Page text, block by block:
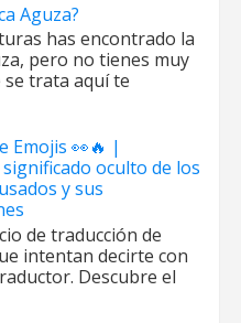
Aguza?
has encontrado la
pero no tienes muy
se trata aquí te
Emojis 👀🔥 |
oculto de los
y sus
de traducción de
intentan decirte con
Descubre el